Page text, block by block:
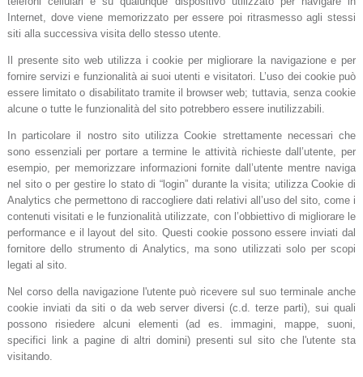
Internet, dove viene memorizzato per essere poi ritrasmesso agli stessi
siti alla successiva visita dello stesso utente.
Il presente sito web utilizza i cookie per migliorare la navigazione e per
fornire servizi e funzionalità ai suoi utenti e visitatori. L’uso dei cookie può
essere limitato o disabilitato tramite il browser web; tuttavia, senza cookie
alcune o tutte le funzionalità del sito potrebbero essere inutilizzabili.
In particolare il nostro sito utilizza Cookie strettamente necessari che
sono essenziali per portare a termine le attività richieste dall’utente, per
esempio, per memorizzare informazioni fornite dall’utente mentre naviga
nel sito o per gestire lo stato di “login” durante la visita; utilizza Cookie di
Analytics che permettono di raccogliere dati relativi all’uso del sito, come i
contenuti visitati e le funzionalità utilizzate, con l’obbiettivo di migliorare le
performance e il layout del sito. Questi cookie possono essere inviati dal
fornitore dello strumento di Analytics, ma sono utilizzati solo per scopi
legati al sito.
Nel corso della navigazione l'utente può ricevere sul suo terminale anche
cookie inviati da siti o da web server diversi (c.d. terze parti), sui quali
possono risiedere alcuni elementi (ad es. immagini, mappe, suoni,
specifici link a pagine di altri domini) presenti sul sito che l'utente sta
visitando.